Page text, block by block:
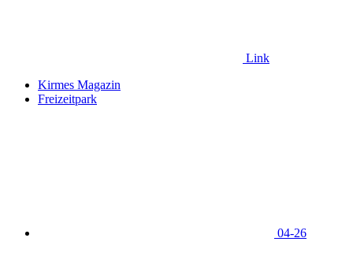
Link
Kirmes Magazin
Freizeitpark
04-26